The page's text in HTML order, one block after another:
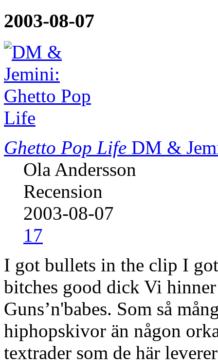
2003-08-07
Ghetto Pop Life DM &
Ola Andersson
Recension
2003-08-07
17
I got bullets in the clip I
bitches good dick Vi
Guns’n'babes. Som så
hiphopskivor än någon
textrader som de här